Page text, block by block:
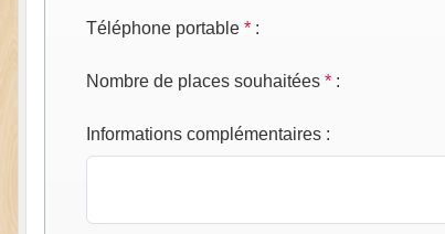
Téléphone portable * :
Nombre de places souhaitées * :
Informations complémentaires :